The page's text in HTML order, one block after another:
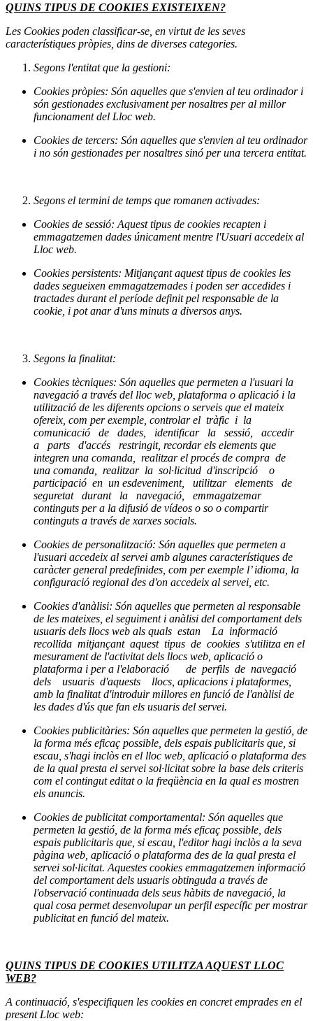
QUINS TIPUS DE COOKIES EXISTEIXEN?
Les Cookies poden classificar-se, en virtut de les seves
característiques pròpies, dins de diverses categories.
Segons l'entitat que la gestioni:
Cookies pròpies: Són aquelles que s'envien al teu ordinador i
són gestionades exclusivament per nosaltres per al millor
funcionament del Lloc web.
Cookies de tercers: Són aquelles que s'envien al teu ordinador
i no són gestionades per nosaltres sinó per una tercera entitat.
Segons el termini de temps que romanen activades:
Cookies de sessió: Aquest tipus de cookies recapten i
emmagatzemen dades únicament mentre l'Usuari accedeix al
Lloc web.
Cookies persistents: Mitjançant aquest tipus de cookies les
dades segueixen emmagatzemades i poden ser accedides i
tractades durant el període definit pel responsable de la
cookie, i pot anar d'uns minuts a diversos anys.
Segons la finalitat:
Cookies tècniques: Són aquelles que permeten a l'usuari la
navegació a través del lloc web, plataforma o aplicació i la
utilització de les diferents opcions o serveis que el mateix
ofereix, com per exemple, controlar el tràfic i la
comunicació de dades, identificar la sessió, accedir
a parts d'accés restringit, recordar els elements que
integren una comanda, realitzar el procés de compra de
una comanda, realitzar la sol·licitud d'inscripció o
participació en un esdeveniment, utilitzar elements de
seguretat durant la navegació, emmagatzemar
continguts per a la difusió de vídeos o so o compartir
continguts a través de xarxes socials.
Cookies de personalització: Són aquelles que permeten a
l'usuari accedeix al servei amb algunes característiques de
caràcter general predefinides, com per exemple l’ idioma, la
configuració regional des d'on accedeix al servei, etc.
Cookies d'anàlisi: Són aquelles que permeten al responsable
de les mateixes, el seguiment i anàlisi del comportament dels
usuaris dels llocs web als quals estan La informació
recollida mitjançant aquest tipus de cookies s'utilitza en el
mesurament de l'activitat dels llocs web, aplicació o
plataforma i per a l'elaboració de perfils de navegació
dels usuaris d'aquests llocs, aplicacions i plataformes,
amb la finalitat d'introduir millores en funció de l'anàlisi de
les dades d'ús que fan els usuaris del servei.
Cookies publicitàries: Són aquelles que permeten la gestió, de
la forma més eficaç possible, dels espais publicitaris que, si
escau, s'hagi inclòs en el lloc web, aplicació o plataforma des
de la qual presta el servei sol·licitat sobre la base dels criteris
com el contingut editat o la freqüència en la qual es mostren
els anuncis.
Cookies de publicitat comportamental: Són aquelles que
permeten la gestió, de la forma més eficaç possible, dels
espais publicitaris que, si escau, l'editor hagi inclòs a la seva
pàgina web, aplicació o plataforma des de la qual presta el
servei sol·licitat. Aquestes cookies emmagatzemen informació
del comportament dels usuaris obtinguda a través de
l'observació continuada dels seus hàbits de navegació, la
qual cosa permet desenvolupar un perfil específic per mostrar
publicitat en funció del mateix.
QUINS TIPUS DE COOKIES UTILITZA AQUEST LLOC
WEB?
A continuació, s'especifiquen les cookies en concret emprades en el
present Lloc web: